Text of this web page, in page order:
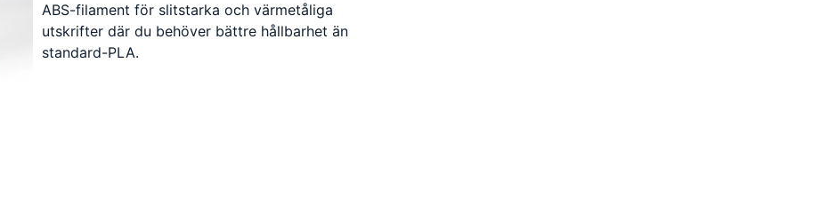
ABS-filament för slitstarka och värmetåliga
utskrifter där du behöver bättre hållbarhet än
standard-PLA.